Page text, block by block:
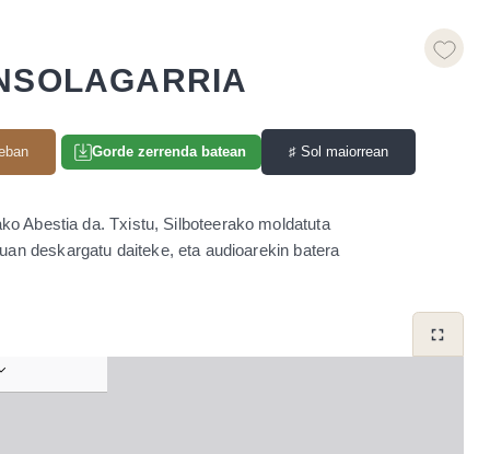
Gorde zerrenda batean ♯ Sol maiorrean
Abestia da. Txistu, Silboteerako moldatuta
deskargatu daiteke, eta audioarekin batera